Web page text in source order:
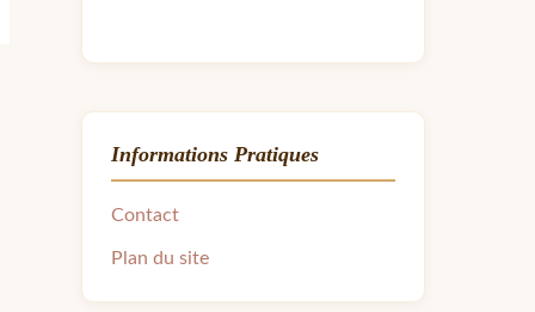
Informations Pratiques
Contact
Plan du site